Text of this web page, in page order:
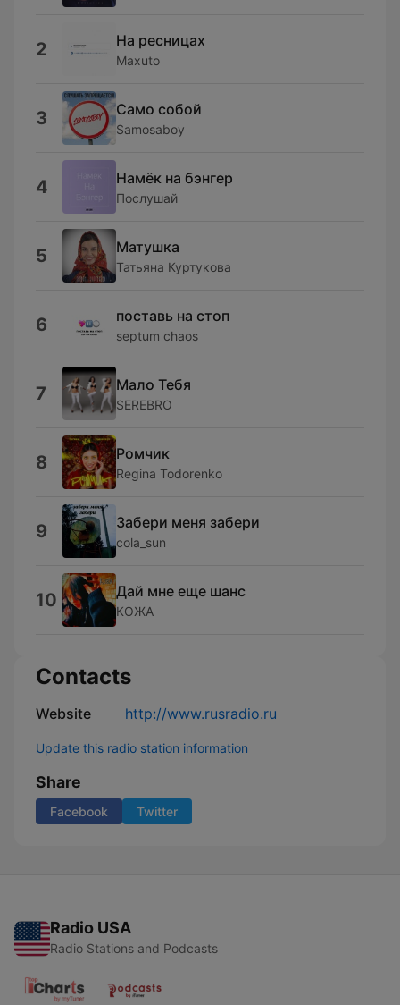
2 На ресницах
Maxuto
3 Само собой
Samosaboy
4 Намёк на бэнгер
Послушай
5 Матушка
Татьяна Куртукова
6 поставь на стоп
septum chaos
7 Мало Тебя
SEREBRO
8 Ромчик
Regina Todorenko
9 Забери меня забери
cola_sun
10 Дай мне еще шанс
КОЖА
Contacts
Website http://www.rusradio.ru
Update this radio station information
Share
Facebook Twitter
Radio USA
Radio Stations and Podcasts